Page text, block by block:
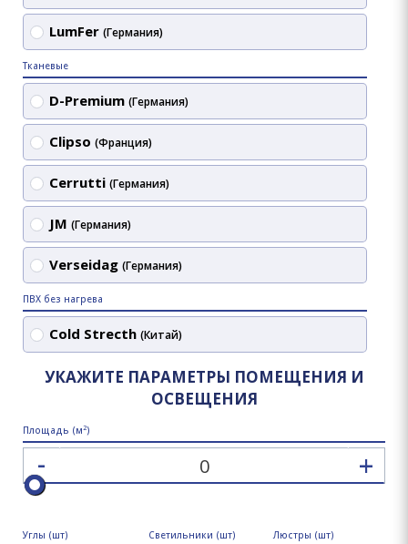
LumFer (Германия)
Тканевые
D-Premium (Германия)
Clipso (Франция)
Cerrutti (Германия)
JM (Германия)
Verseidag (Германия)
ПВХ без нагрева
Cold Strecth (Китай)
УКАЖИТЕ ПАРАМЕТРЫ ПОМЕЩЕНИЯ И
ОСВЕЩЕНИЯ
Площадь (м2)
- +
Углы (шт) Светильники (шт) Люстры (шт)